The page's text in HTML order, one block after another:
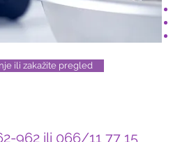
ili zakažite pregled
962 ili 066/11 77 15